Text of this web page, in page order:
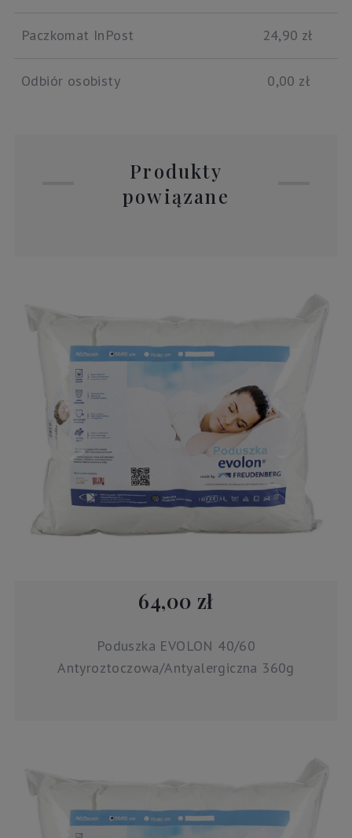
Paczkomat InPost 24,90 zł
Odbiór osobisty 0,00 zł
Produkty
powiązane
64,00 zł
Poduszka EVOLON 40/60
Antyroztoczowa/Antyalergiczna 360g